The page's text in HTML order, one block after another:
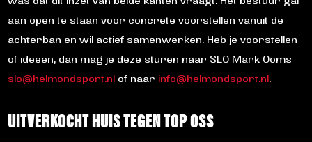
aan open te staan voor concrete voorstellen vanuit de
achterban en wil actief samenwerken. Heb je voorstellen
of ideeën, dan mag je deze sturen naar SLO Mark Ooms
slo@helmondsport.nlof naar info@helmondsport.nl.
UITVERKOCHT HUIS TEGEN TOP OSS